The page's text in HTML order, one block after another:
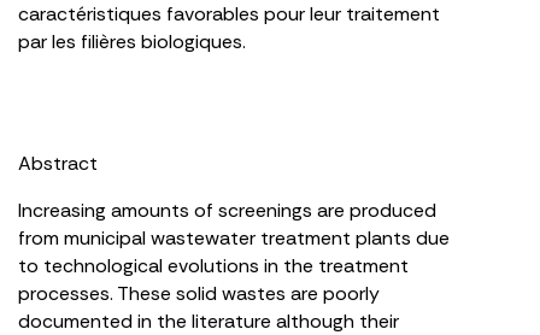
caractéristiques favorables pour leur traitement
par les filières biologiques.
Abstract
Increasing amounts of screenings are produced
from municipal wastewater treatment plants due
to technological evolutions in the treatment
processes. These solid wastes are poorly
documented in the literature although their